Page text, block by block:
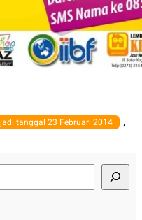
tanggal 23 Februari 2014 ,